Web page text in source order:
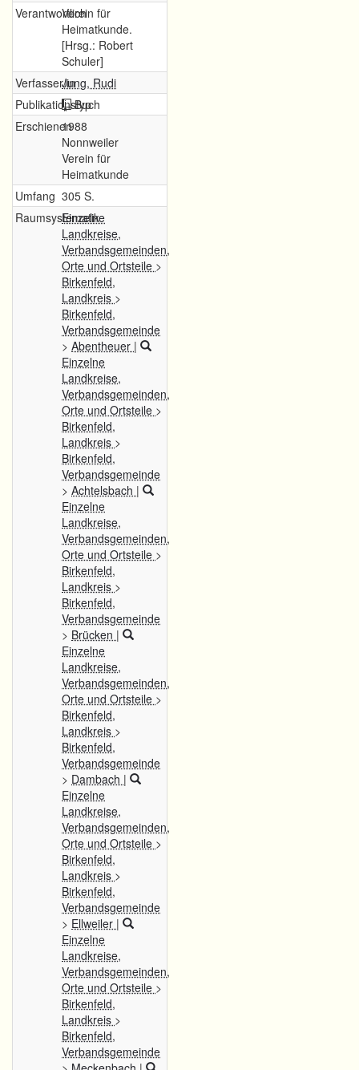
VerantwortlichVerein für
Heimatkunde.
[Hrsg.: Robert
Schuler]
Verfasser/inJung, Rudi
Publikationstyp
Buch
Erschienen1988
Nonnweiler
Verein für
Heimatkunde
Umfang 305 S.
Raumsystematik
Einzelne
Landkreise,
Verbandsgemeinden,
Orte und Ortsteile >
Birkenfeld,
Landkreis >
Birkenfeld,
Verbandsgemeinde
> Abentheuer |
Einzelne
Landkreise,
Verbandsgemeinden,
Orte und Ortsteile >
Birkenfeld,
Landkreis >
Birkenfeld,
Verbandsgemeinde
> Achtelsbach |
Einzelne
Landkreise,
Verbandsgemeinden,
Orte und Ortsteile >
Birkenfeld,
Landkreis >
Birkenfeld,
Verbandsgemeinde
> Brücken |
Einzelne
Landkreise,
Verbandsgemeinden,
Orte und Ortsteile >
Birkenfeld,
Landkreis >
Birkenfeld,
Verbandsgemeinde
> Dambach |
Einzelne
Landkreise,
Verbandsgemeinden,
Orte und Ortsteile >
Birkenfeld,
Landkreis >
Birkenfeld,
Verbandsgemeinde
> Ellweiler |
Einzelne
Landkreise,
Verbandsgemeinden,
Orte und Ortsteile >
Birkenfeld,
Landkreis >
Birkenfeld,
Verbandsgemeinde